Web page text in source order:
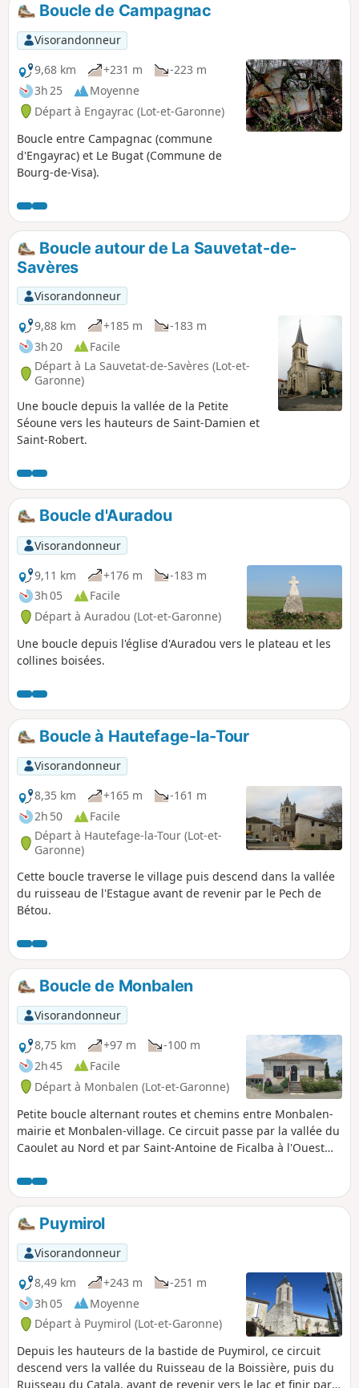
Boucle de Campagnac
Visorandonneur
9,68 km
+231 m
-223 m
3h 25
Moyenne
Départ à Engayrac (Lot-et-Garonne)
Boucle entre Campagnac (commune
d'Engayrac) et Le Bugat (Commune de
Bourg-de-Visa).
Boucle autour de La Sauvetat-de-
Savères
Visorandonneur
9,88 km
+185 m
-183 m
3h 20
Facile
Départ à La Sauvetat-de-Savères (Lot-et-
Garonne)
Une boucle depuis la vallée de la Petite
Séoune vers les hauteurs de Saint-Damien et
Saint-Robert.
Boucle d'Auradou
Visorandonneur
9,11 km
+176 m
-183 m
3h 05
Facile
Départ à Auradou (Lot-et-Garonne)
Une boucle depuis l'église d'Auradou vers le plateau et les
collines boisées.
Boucle à Hautefage-la-Tour
Visorandonneur
8,35 km
+165 m
-161 m
2h 50
Facile
Départ à Hautefage-la-Tour (Lot-et-
Garonne)
Cette boucle traverse le village puis descend dans la vallée
du ruisseau de l'Estague avant de revenir par le Pech de
Bétou.
Boucle de Monbalen
Visorandonneur
8,75 km
+97 m
-100 m
2h 45
Facile
Départ à Monbalen (Lot-et-Garonne)
Petite boucle alternant routes et chemins entre Monbalen-
mairie et Monbalen-village. Ce circuit passe par la vallée du
Caoulet au Nord et par Saint-Antoine de Ficalba à l'Ouest
Puymirol
Visorandonneur
8,49 km
+243 m
-251 m
3h 05
Moyenne
Départ à Puymirol (Lot-et-Garonne)
Depuis les hauteurs de la bastide de Puymirol, ce circuit
descend vers la vallée du Ruisseau de la Boissière, puis du
Ruisseau du Catala, avant de revenir vers le lac et finir par